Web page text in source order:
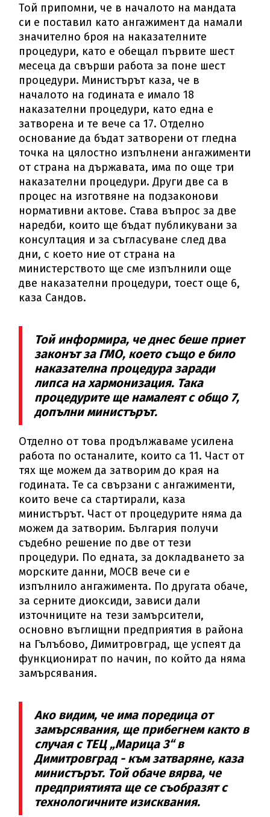
Той припомни, че в началото на мандата
си е поставил като ангажимент да намали
значително броя на наказателните
процедури, като е обещал първите шест
месеца да свърши работа за поне шест
процедури. Министърът каза, че в
началото на годината е имало 18
наказателни процедури, като една е
затворена и те вече са 17. Отделно
основание да бъдат затворени от гледна
точка на цялостно изпълнени ангажименти
от страна на държавата, има по още три
наказателни процедури. Други две са в
процес на изготвяне на подзаконови
нормативни актове. Става въпрос за две
наредби, които ще бъдат публикувани за
консултация и за съгласуване след два
дни, с което ние от страна на
министерството ще сме изпълнили още
две наказателни процедури, тоест още 6,
каза Сандов.
Той информира, че днес беше приет
законът за ГМО, което също е било
наказателна процедура заради
липса на хармонизация. Така
процедурите ще намалеят с общо 7,
допълни министърът.
Отделно от това продължаваме усилена
работа по останалите, които са 11. Част от
тях ще можем да затворим до края на
годината. Те са свързани с ангажименти,
които вече са стартирали, каза
министърът. Част от процедурите няма да
можем да затворим. България получи
съдебно решение по две от тези
процедури. По едната, за докладването за
морските данни, МОСВ вече си е
изпълнило ангажимента. По другата обаче,
за серните диоксиди, зависи дали
източниците на тези замърсители,
основно въглищни предприятия в района
на Гълъбово, Димитровград, ще успеят да
функционират по начин, по който да няма
замърсявания.
Ако видим, че има поредица от
замърсявания, ще прибегнем както в
случая с ТЕЦ „Марица 3“ в
Димитровград - към затваряне, каза
министърът. Той обаче вярва, че
предприятията ще се съобразят с
технологичните изисквания.